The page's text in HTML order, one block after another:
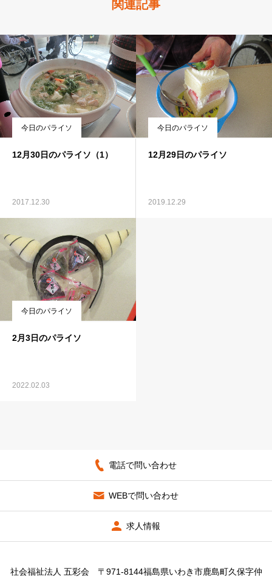
関連記事
今日のパライソ
12月30日のパライソ（1）
2017.12.30
今日のパライソ
12月29日のパライソ
2019.12.29
今日のパライソ
2月3日のパライソ
2022.02.03
電話で問い合わせ
WEBで問い合わせ
求人情報
社会福祉法人 五彩会 〒971-8144福島県いわき市鹿島町久保字仲